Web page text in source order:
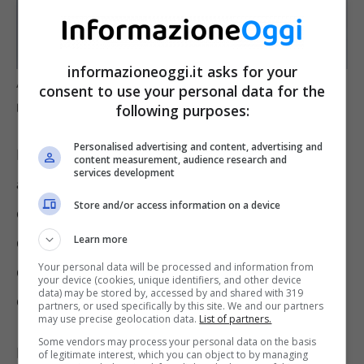
Anche l’INPS sbaglia: controlla subito l’importo della tua
pensione – Informazioneoggi.it
Ma gli errori non sono solo in diminuzioni, ma
anche in importi accreditati non dovuti. Ad
esempio, maggiorazioni non dovute. In questi
casi, quando l’Istituto si accorge dell’errore
chiede la restituzione delle somme pagate in
eccesso.
La legge tutela i cittadini, in effetti, anche se
informazioneoggi.it asks for your
consent to use your personal data for the
following purposes:
Personalised advertising and content, advertising and
content measurement, audience research and
services development
Store and/or access information on a device
Learn more
Your personal data will be processed and information from
your device (cookies, unique identifiers, and other device
data) may be stored by, accessed by and shared with 319
partners, or used specifically by this site. We and our partners
may use precise geolocation data. List of partners.
Some vendors may process your personal data on the basis
of legitimate interest, which you can object to by managing